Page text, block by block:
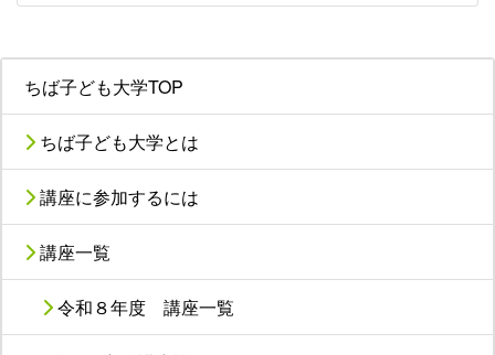
ちば子ども大学TOP
ちば子ども大学とは
講座に参加するには
講座一覧
令和８年度 講座一覧